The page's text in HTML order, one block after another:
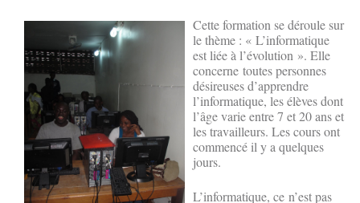
Cette formation se déroule sur
le thème : « L’informatique
est liée à l’évolution ». Elle
concerne toutes personnes
désireuses d’apprendre
l’informatique, les élèves dont
l’âge varie entre 7 et 20 ans et
les travailleurs. Les cours ont
commencé il y a quelques
jours.
L’informatique, ce n’est pas